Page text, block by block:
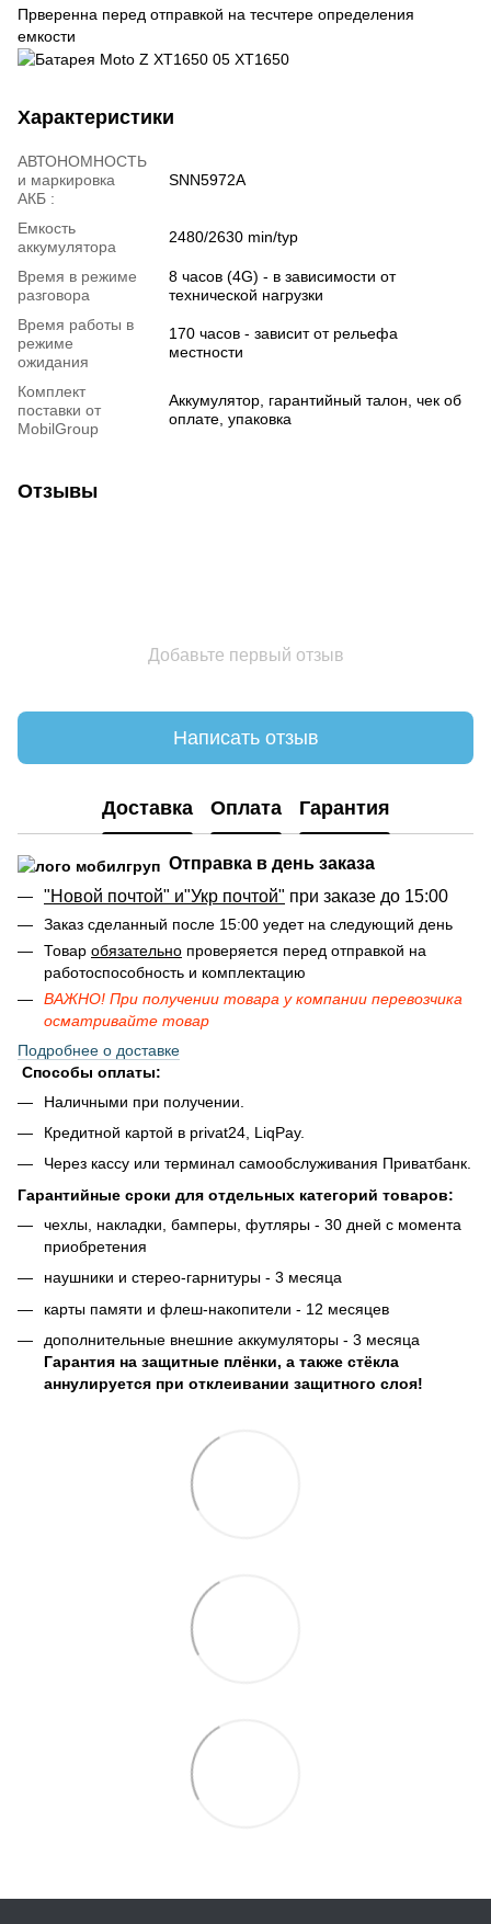
Прверенна перед отправкой на тесчтере определения
емкости
Характеристики
АВТОНОМНОСТЬ
и маркировка
АКБ :
SNN5972A
Емкость
аккумулятора
2480/2630 min/typ
Время в режиме
разговора
8 часов (4G) - в зависимости от
технической нагрузки
Время работы в
режиме
ожидания
170 часов - зависит от рельефа
местности
Комплект
поставки от
MobilGroup
Аккумулятор, гарантийный талон, чек об
оплате, упаковка
Отзывы
Добавьте первый отзыв
Написать отзыв
Доставка Оплата Гарантия
Отправка в день заказа
"Новой почтой" и"Укр почтой" при заказе до 15:00
Заказ сделанный после 15:00 уедет на следующий день
Товар обязательно проверяется перед отправкой на
работоспособность и комплектацию
ВАЖНО! При получении товара у компании перевозчика
осматривайте товар
Подробнее о доставке
Способы оплаты:
Наличными при получении.
Кредитной картой в privat24, LiqPay.
Через кассу или терминал самообслуживания Приватбанк.
Гарантийные сроки для отдельных категорий товаров:
чехлы, накладки, бамперы, футляры - 30 дней с момента
приобретения
наушники и стерео-гарнитуры - 3 месяца
карты памяти и флеш-накопители - 12 месяцев
дополнительные внешние аккумуляторы - 3 месяца
Гарантия на защитные плёнки, а также стёкла
аннулируется при отклеивании защитного слоя!